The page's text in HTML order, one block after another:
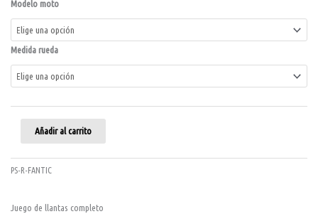
Modelo moto
Medida rueda
Añadir al carrito
PS-R-FANTIC
Juego de llantas completo